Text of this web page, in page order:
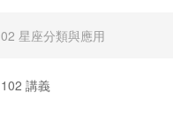
星座分類與應用
講義